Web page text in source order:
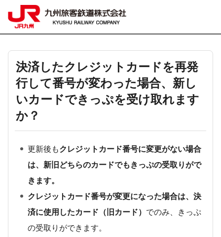
決済したクレジットカードを再発
行して番号が変わった場合、新し
いカードできっぷを受け取れます
か？
更新後もクレジットカード番号に変更がない場合
は、新旧どちらのカードでもきっぷの受取りがで
きます。
クレジットカード番号が変更になった場合は、決
済に使用したカード（旧カード） でのみ、きっぷ
の受取りができます。